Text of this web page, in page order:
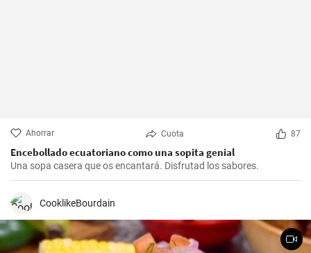
Ahorrar Cuota 87
Encebollado ecuatoriano como una sopita genial
Una sopa casera que os encantará. Disfrutad los sabores.
CooklikeBourdain